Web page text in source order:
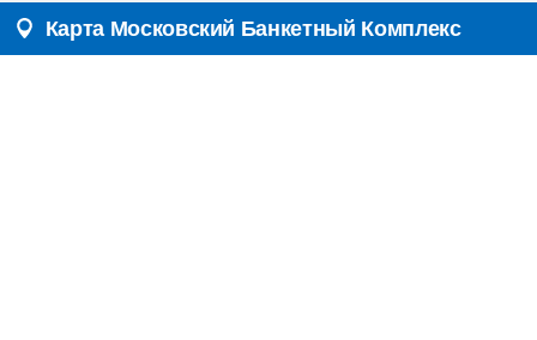
Карта Московский Банкетный Комплекс